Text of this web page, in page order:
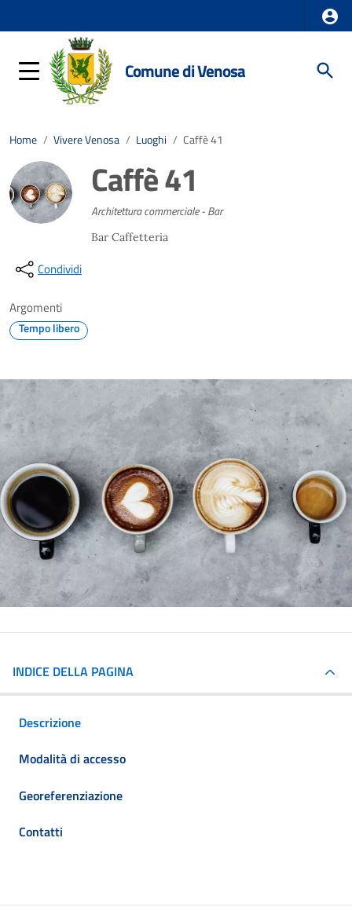
Comune di Venosa
Home / Vivere Venosa / Luoghi / Caffè 41
Caffè 41
Architettura commerciale - Bar
Bar Caffetteria
Condividi
Argomenti
Tempo libero
INDICE DELLA PAGINA
Descrizione
Modalità di accesso
Georeferenziazione
Contatti